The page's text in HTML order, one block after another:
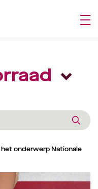
onderwerp Nationale